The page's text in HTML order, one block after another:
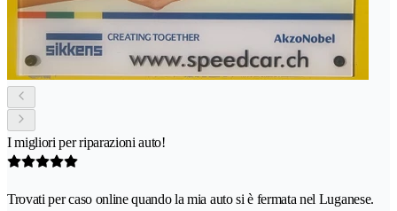
I migliori per riparazioni auto!
Trovati per caso online quando la mia auto si è fermata nel Luganese.